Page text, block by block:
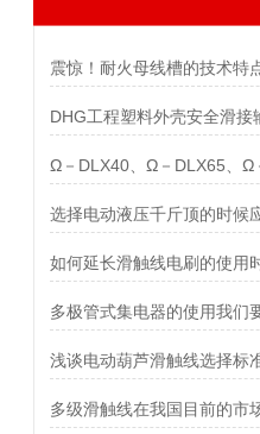
DHG工程塑料外壳安全滑接
如何延长滑触线电刷的使用
多级滑触线在我国目前的市